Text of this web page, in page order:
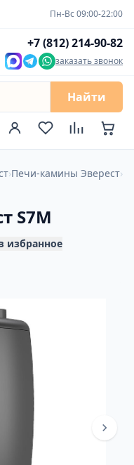
Пн-Вс 09:00-22:00
+7 (812) 214-90-82
заказать звонок
Найти
›Печи-камины Эверест›
S7М
избранное